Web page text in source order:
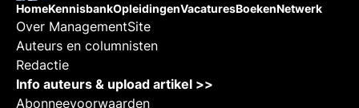
HomeKennisbankOpleidingenVacaturesBoekenNetwerk
Over ManagementSite
Auteurs en columnisten
Redactie
Info auteurs & upload artikel >>
Abonneevoorwaarden